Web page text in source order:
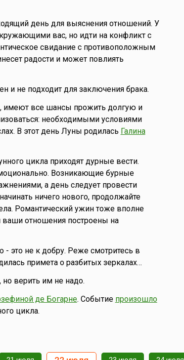
день для выяснения отношений. У
вас, но идти на конфликт с
свидание с противоположным
радости и может повлиять
и не подходит для заключения брака.
имеют все шансы прожить долгую и
необходимыми условиями
В этот день Луны родилась Галина
цикла приходят дурные вести.
Возникающие бурные
а день следует провести
ничего нового, продолжайте
Романтический ужин тоже вполне
ваши отношения построены на
- это не к добру. Реже смотритесь в
примета о разбитых зеркалах…
верить им не надо.
де Богарне. Событие произошло
цикла.